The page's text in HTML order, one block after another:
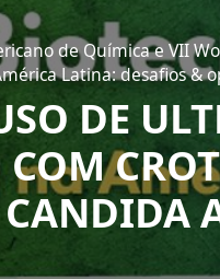
de Química e VII
Latina: desafios &
DE
CANDIDA